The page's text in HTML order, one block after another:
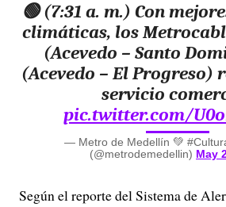
d
e
o
🟢 (7:31 a. m.) Con
climáticas, los
(Acevedo – Santo
(Acevedo – El Progreso)
servicio
pic.twitter.com/
— Metro de Medellín 💚
(@metrodemedellin) May
Según el reporte del Sistema de